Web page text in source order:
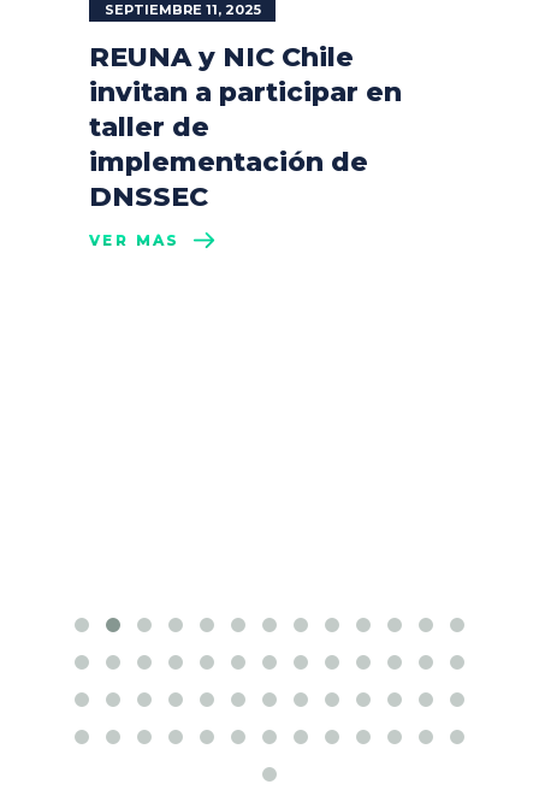
SEPTIEMBRE 11, 2025
REUNA y NIC Chile
invitan a participar en
taller de
implementación de
DNSSEC
VER MÁS